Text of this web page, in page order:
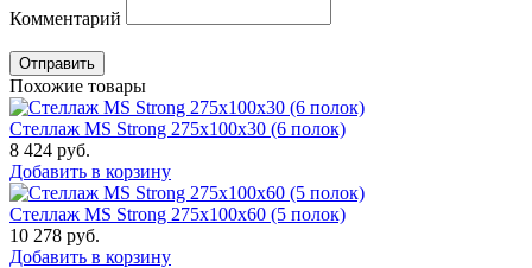
Комментарий
Отправить
Похожие товары
Стеллаж MS Strong 275x100x30 (6 полок)
8 424 руб.
Добавить в корзину
Стеллаж MS Strong 275x100x60 (5 полок)
10 278 руб.
Добавить в корзину